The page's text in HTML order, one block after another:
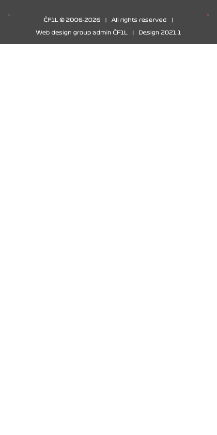
ČF1L © 2006-2026 All rights reserved
Web design group admin ČF1L Design 2021.1